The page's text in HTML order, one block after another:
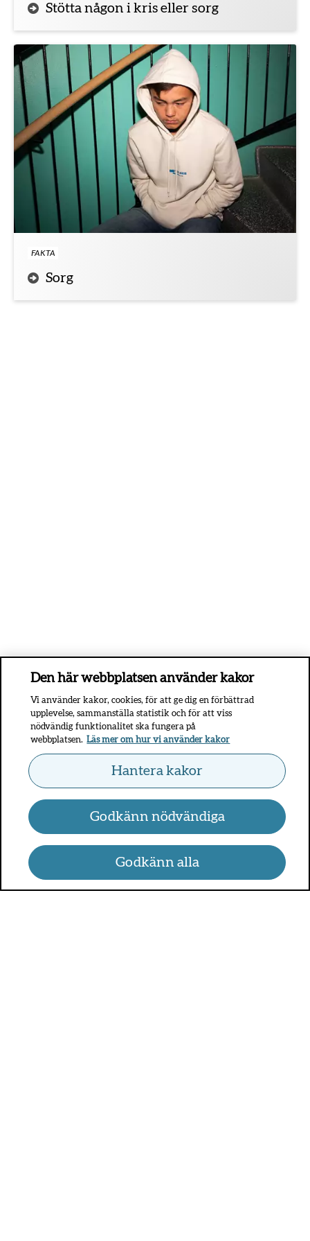
Stötta någon i kris eller sorg
FAKTA
Sorg
Den här webbplatsen använder kakor
Vi använder kakor, cookies, för att ge dig en förbättrad
upplevelse, sammanställa statistik och för att viss
nödvändig funktionalitet ska fungera på
webbplatsen. Läs mer om hur vi använder kakor
Hantera kakor
Godkänn nödvändiga
Godkänn alla